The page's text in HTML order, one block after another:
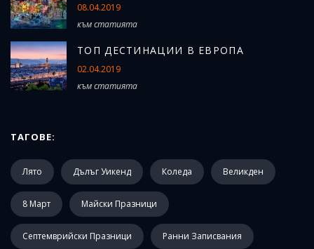
08.04.2019
към статията
ТОП ДЕСТИНАЦИИ В ЕВРОПА
02.04.2019
към статията
ТАГОВЕ:
Лято Дълъг Уикенд Коледа Великден
8 Март Майски Празници
Септемврийски Празници Ранни Записвания